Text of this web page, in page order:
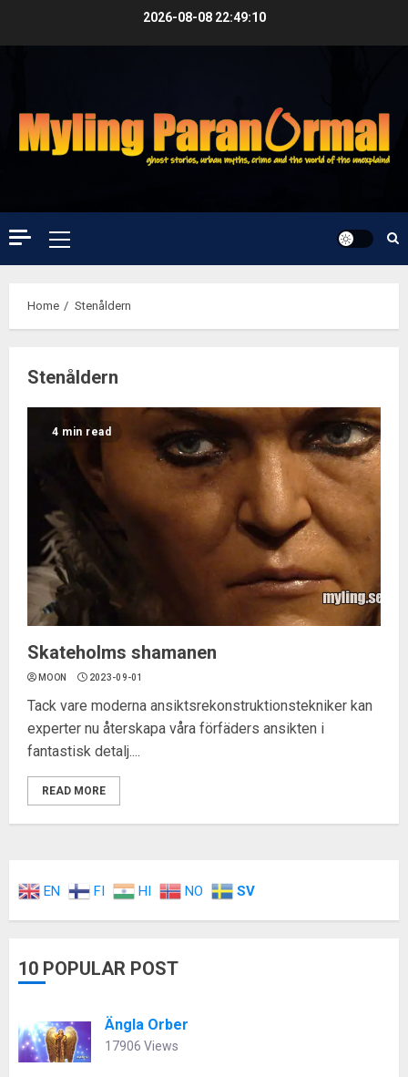
2026-08-08 22:49:10
Primary
Menu
Home Stenåldern
Stenåldern
4 min read
Skateholms shamanen
MOON 2023-09-01
Tack vare moderna ansiktsrekonstruktionstekniker kan
experter nu återskapa våra förfäders ansikten i
fantastisk detalj....
READ MORE
EN FI HI NO SV
10 POPULAR POST
Ängla Orber
17906 Views